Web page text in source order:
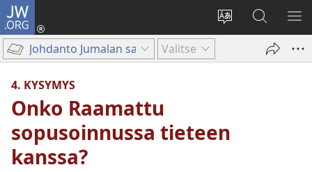
JW.ORG
Vaihda
kieli
Kirjaudu
(avaa
uuden
ikkunan)
Hae
JW.ORG-
sivustolta
Johdanto Jumalan sanaanValitse
4. KYSYMYS
Onko Raamattu
sopusoinnussa tieteen
kanssa?